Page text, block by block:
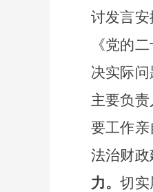
讨发言安
《党的
决实际
主要负
要工作
法治财政
力。切实